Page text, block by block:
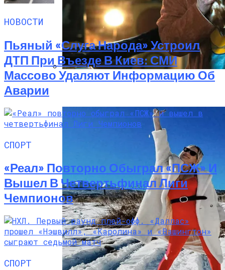
«Веном 3» Получил Зловещее
НОВОСТИ
Пьяный «слуга Народа» Устроил
ДТП При Въезде В Киев: СМИ
Массово Удаляют Информацию Об
Аварии
СПОРТ
«Реал» Повторно Обыграл «ПСЖ» И
Вышел В Четвертьфинал Лиги
Чемпионов
СПОРТ